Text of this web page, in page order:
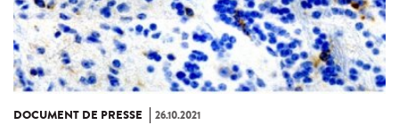
DOCUMENT DE PRESSE 26.10.2021